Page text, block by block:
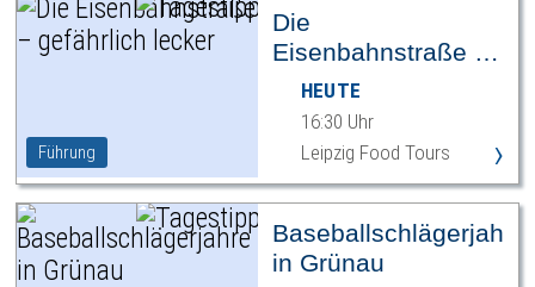
Führung
Die
Eisenbahnstraße –
gefährlich lecker
HEUTE
16:30 Uhr
Leipzig Food Tours
›
Baseballschlägerjahre
in Grünau